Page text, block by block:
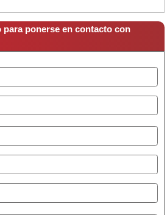
para ponerse en contacto con